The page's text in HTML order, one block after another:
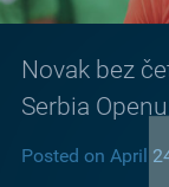
Novak bez
Serbia Openu
Posted on April